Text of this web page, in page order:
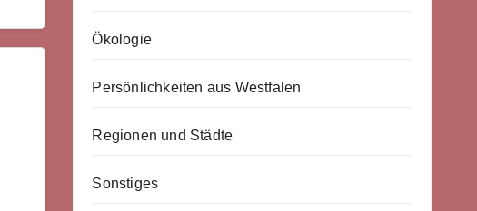
Ökologie
Persönlichkeiten aus Westfalen
Regionen und Städte
Sonstiges